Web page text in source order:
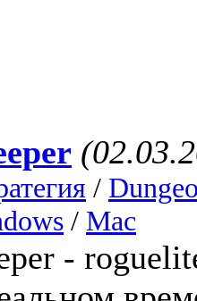
/
/ Mac
-